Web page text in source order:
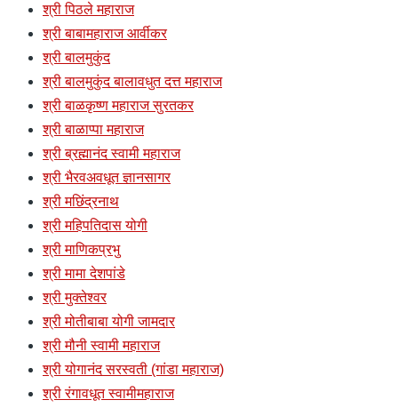
श्री पिठले महाराज
श्री बाबामहाराज आर्वीकर
श्री बालमुकुंद
श्री बालमुकुंद बालावधुत दत्त महाराज
श्री बाळकृष्ण महाराज सुरतकर
श्री बाळाप्पा महाराज
श्री ब्रह्मानंद स्वामी महाराज
श्री भैरवअवधूत ज्ञानसागर
श्री मछिंद्रनाथ
श्री महिपतिदास योगी
श्री माणिकप्रभु
श्री मामा देशपांडे
श्री मुक्तेश्वर
श्री मोतीबाबा योगी जामदार
श्री मौनी स्वामी महाराज
श्री योगानंद सरस्वती (गांडा महाराज)
श्री रंगावधूत स्वामीमहाराज